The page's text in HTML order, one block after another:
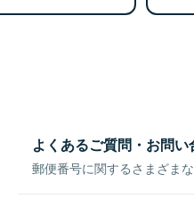
よくあるご質問・お問い
郵便番号に関するさまざま